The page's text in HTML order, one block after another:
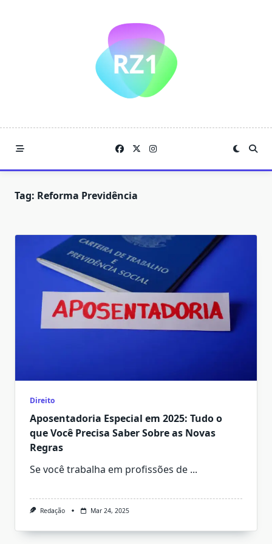
Tag: Reforma Previdência
Direito
Aposentadoria Especial em 2025: Tudo o
que Você Precisa Saber Sobre as Novas
Regras
Se você trabalha em profissões de ...
Redação Mar 24, 2025